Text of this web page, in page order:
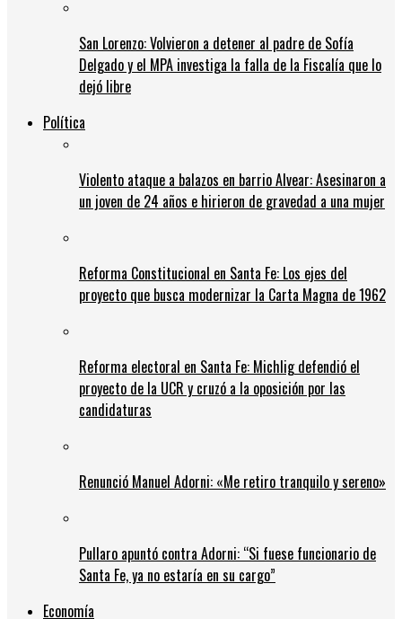
San Lorenzo: Volvieron a detener al padre de Sofía
Delgado y el MPA investiga la falla de la Fiscalía que lo
dejó libre
Política
Violento ataque a balazos en barrio Alvear: Asesinaron a
un joven de 24 años e hirieron de gravedad a una mujer
Reforma Constitucional en Santa Fe: Los ejes del
proyecto que busca modernizar la Carta Magna de 1962
Reforma electoral en Santa Fe: Michlig defendió el
proyecto de la UCR y cruzó a la oposición por las
candidaturas
Renunció Manuel Adorni: «Me retiro tranquilo y sereno»
Pullaro apuntó contra Adorni: “Si fuese funcionario de
Santa Fe, ya no estaría en su cargo”
Economía